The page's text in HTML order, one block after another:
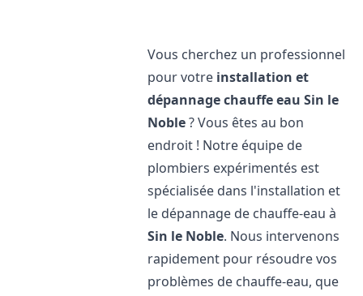
Vous cherchez un professionnel
pour votre installation et
dépannage chauffe eau Sin le
Noble? Vous êtes au bon
endroit ! Notre équipe de
plombiers expérimentés est
spécialisée dans l'installation et
le dépannage de chauffe-eau à
Sin le Noble. Nous intervenons
rapidement pour résoudre vos
problèmes de chauffe-eau, que